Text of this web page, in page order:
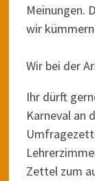
Meinungen.
wir
Wir bei der
Ihr dürft
Karneval an
Zettel zum